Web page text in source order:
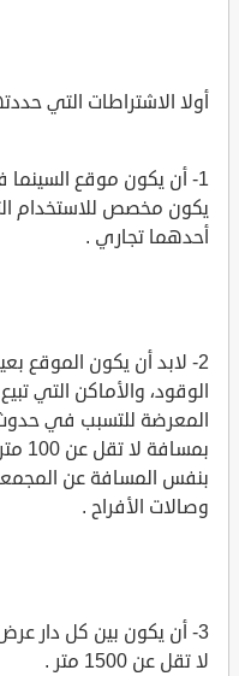
أولا الاشتراطات التي
1- أن يكون موقع السينما
يكون مخصص للاستخدام
أحدهما تجاري .
2- لابد أن يكون الموقع
الوقود، والأماكن التي
المعرضة للتسبب في حدوث
بنفس المسافة عن
وصالات الأفراح .
3- أن يكون بين كل دار
لا تقل عن 1500 متر .